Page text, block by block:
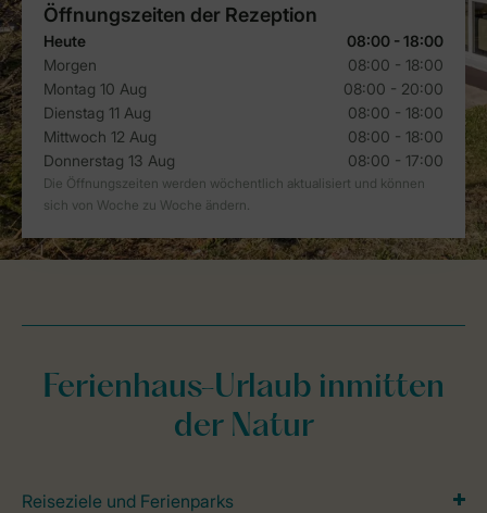
Ferienhaus-Urlaub inmitten
der Natur
Reiseziele und Ferienparks